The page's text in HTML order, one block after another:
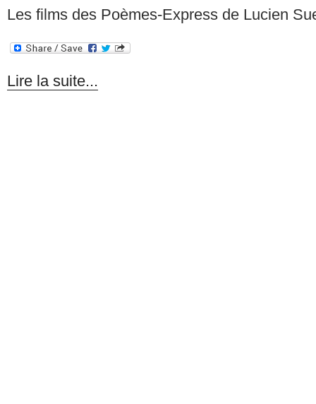
Les films des Poèmes-Express de Lucien
Lire la suite...